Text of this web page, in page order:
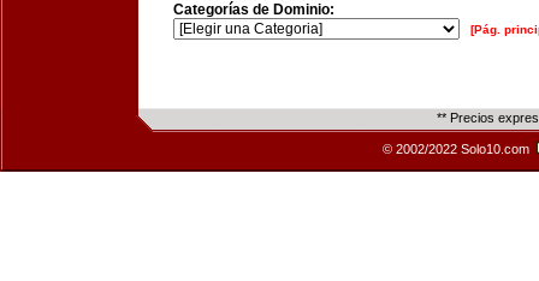
Categorías de Dominio:
[Pág.
** Precios
© 2002/2022 Solo10.com